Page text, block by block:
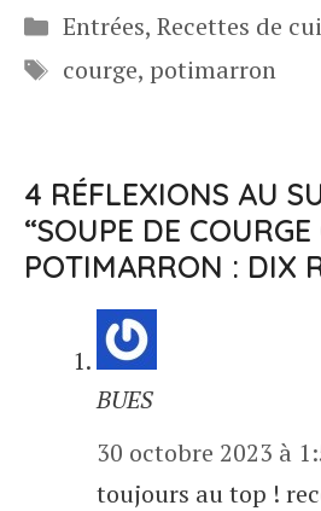
Catégories
Entrées, Recettes de
Étiquettes
courge, potimarron
4 RÉFLEXIONS AU
“SOUPE DE COURGE
POTIMARRON : DIX
BUES
30 octobre 2023 à
toujours au top !